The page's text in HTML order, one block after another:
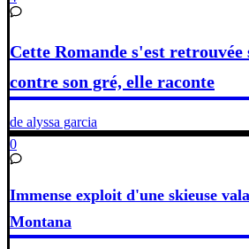
Cette Romande s'est
contre son gré, elle raconte
de alyssa garcia
0
Immense exploit d'une skieuse
Montana